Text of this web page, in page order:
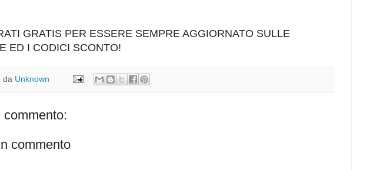
GRATIS PER ESSERE SEMPRE AGGIORNATO SULLE
ED I CODICI SCONTO!
da Unknown
commento:
commento